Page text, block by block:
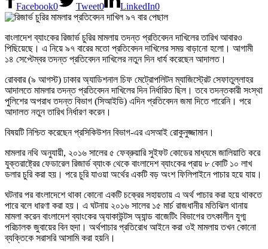
Facebook0 Tweet0 LinkedIn0
বাংলাদেশ ব্যাংকের রিজার্ভ চুরির মামলায় তদন্ত প্রতিবেদন দাখিলের তারিখ আবারও
পিছিয়েছে। এ নিয়ে ৯৭ বারের মতো প্রতিবেদন দাখিলের সময় বাড়ানো হলো। আগামী
১৪ সেপ্টেম্বর তদন্ত প্রতিবেদন দাখিলের নতুন দিন ধার্য করেছেন আদালত।
রোববার (৯ আগস্ট) ঢাকার অ্যাডিশনাল চিফ মেট্রোপলিটন ম্যাজিস্ট্রেট সেফাতুল্লাহর
আদালতে মামলার তদন্ত প্রতিবেদন দাখিলের দিন নির্ধারিত ছিল। তবে তদন্তকারী সংস্থা
পুলিশের অপরাধ তদন্ত বিভাগ (সিআইডি) এদিন প্রতিবেদন জমা দিতে পারেনি। পরে
আদালত নতুন তারিখ নির্ধারণ করেন।
বিষয়টি নিশ্চিত করেছেন প্রসিকিউশন বিভাগ-এর এসআই রোকুনুজ্জামান।
মামলার নথি অনুযায়ী, ২০১৬ সালের ৫ ফেব্রুয়ারি সুইফট কোডের মাধ্যমে জালিয়াতি করে
যুক্তরাষ্ট্রের ফেডারেল রিজার্ভ ব্যাংক থেকে বাংলাদেশ ব্যাংকের প্রায় ৮ কোটি ১০ লাখ
ডলার চুরি করা হয়। পরে চুরি যাওয়া অর্থের একটি বড় অংশ ফিলিপাইনে পাচার হয়ে যায়।
ঘটনার পর বাংলাদেশে থাকা কোনো একটি চক্রের সহায়তায় এ অর্থ পাচার করা হয়ে থাকতে
পারে বলে ধারণা করা হয়। এ ঘটনায় ২০১৬ সালের ১৫ মার্চ রাজধানীর মতিঝিল থানায়
মামলা করেন বাংলাদেশ ব্যাংকের অ্যাকাউন্টস অ্যান্ড বাজেটিং বিভাগের তৎকালীন যুগ্ম
পরিচালক জুবায়ের বিন হুদা। অর্থপাচার প্রতিরোধ আইনে করা ওই মামলায় তখন কোনো
ব্যক্তিকে সরাসরি আসামি করা হয়নি।